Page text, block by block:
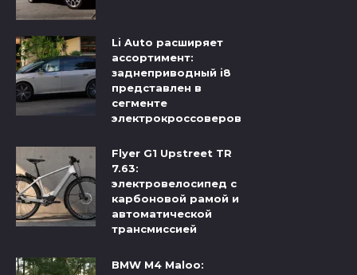
Li Auto расширяет
ассортимент:
заднеприводный i8
представлен в
сегменте
электрокроссоверов
Flyer G1 Upstreet TR
7.63:
электровелосипед с
карбоновой рамой и
автоматической
трансмиссией
BMW M4 Maloo: